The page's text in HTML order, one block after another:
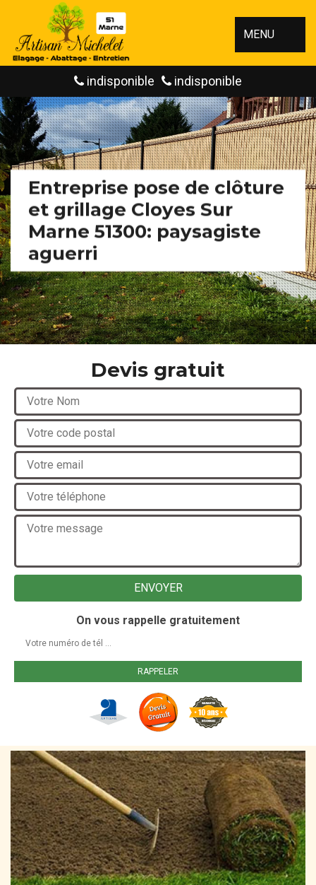
MENU
indisponible indisponible
Entreprise pose de clôture
et grillage Cloyes Sur
Marne 51300: paysagiste
aguerri
Devis gratuit
On vous rappelle gratuitement